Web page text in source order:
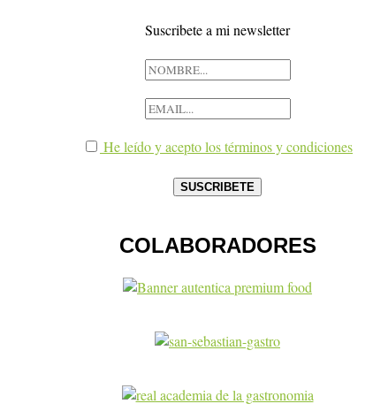
Suscribete a mi newsletter
He leído y acepto los términos y condiciones
COLABORADORES